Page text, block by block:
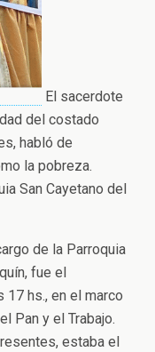
El sacerdote
del costado
habló de
la pobreza.
San Cayetano del
de la Parroquia
fue el
hs., en el marco
Pan y el Trabajo.
estaba el